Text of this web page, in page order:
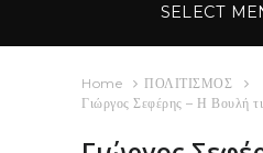
SELECT
Home
ΠΟΛΙΤΙΣΜΟΣ
Γιώργος Σεφέρης – Η Βουλή